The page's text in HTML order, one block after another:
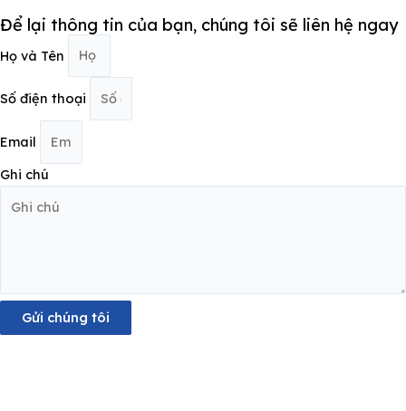
Để lại thông tin của bạn, chúng tôi sẽ liên hệ ngay
Họ và Tên
Số điện thoại
Email
Ghi chú
Gửi chúng tôi